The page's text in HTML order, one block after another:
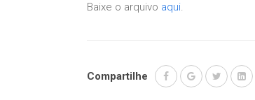
Baixe o arquivo aqui.
Compartilhe